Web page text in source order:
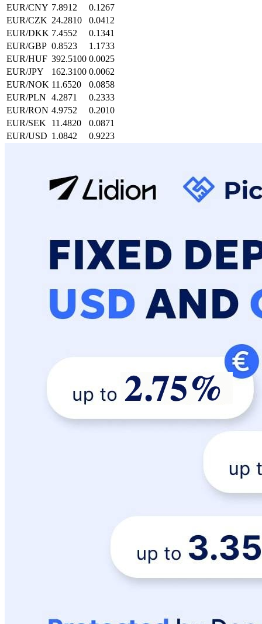
EUR/CNY 7.8912
0.1267
EUR/CZK 24.2810
0.0412
EUR/DKK 7.4552
0.1341
EUR/GBP 0.8523
1.1733
EUR/HUF 392.5100 0.0025
EUR/JPY 162.3100 0.0062
EUR/NOK 11.6520
0.0858
EUR/PLN 4.2871
0.2333
EUR/RON 4.9752
0.2010
EUR/SEK 11.4820
0.0871
EUR/USD 1.0842 0.9223